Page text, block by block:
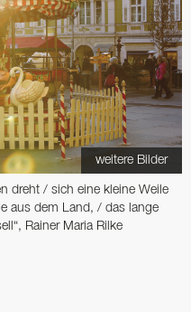
weitere Bilder
dreht / sich eine kleine Weile
aus dem Land, / das lange
Rainer Maria Rilke